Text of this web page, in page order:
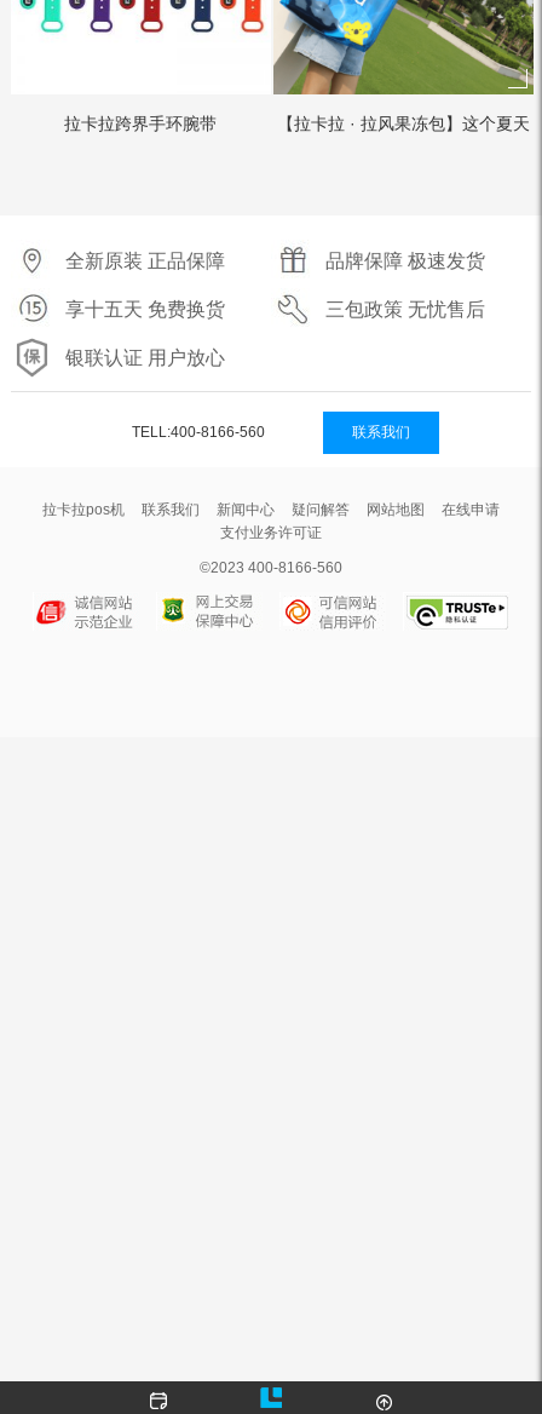
拉卡拉跨界手环腕带
【拉卡拉 · 拉风果冻包】这个夏天
全新原装 正品保障 品牌保障 极速发货
享十五天 免费换货 三包政策 无忧售后
银联认证 用户放心
TELL:400-8166-560 联系我们
拉卡拉pos机 联系我们 新闻中心 疑问解答 网站地图
在线申请
支付业务许可证
©2023 400-8166-560